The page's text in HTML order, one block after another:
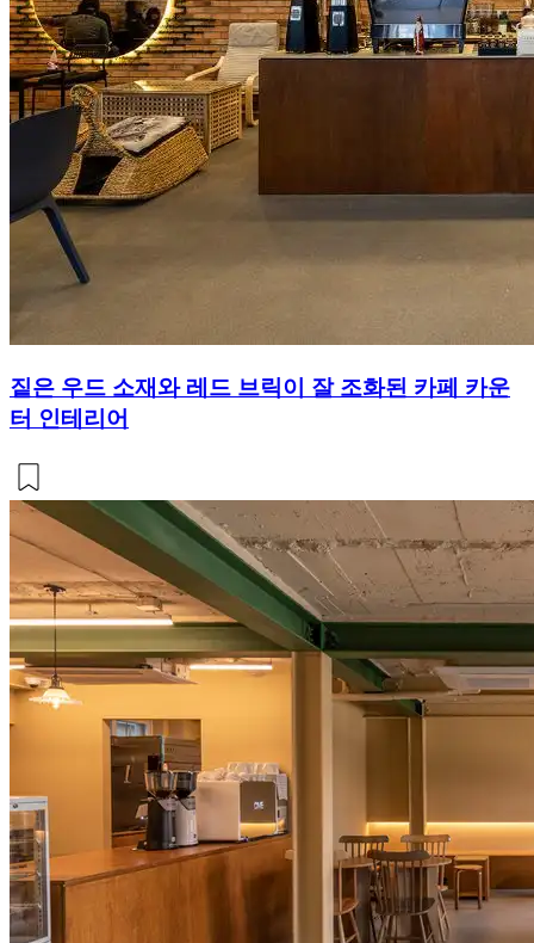
짙은 우드 소재와 레드 브릭이 잘 조화된 카페 카운
터 인테리어